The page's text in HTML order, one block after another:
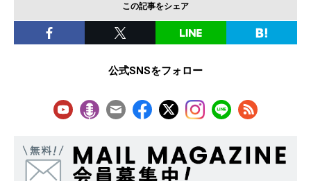
この記事をシェア
公式SNSをフォロー